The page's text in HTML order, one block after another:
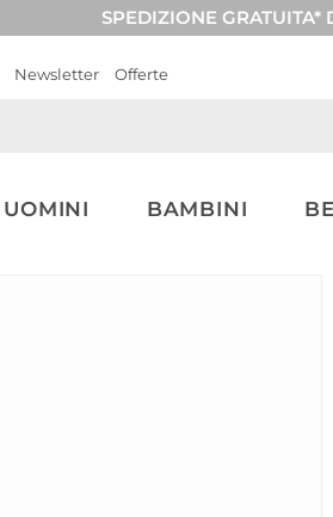
SPEDIZIONE GRATUITA*
Newsletter Offerte
UOMINI BAMBINI